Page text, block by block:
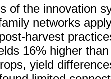
of the innovation
networks
harvest
16% higher
yield